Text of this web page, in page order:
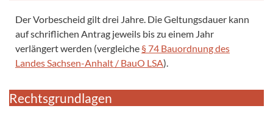
Der Vorbescheid gilt drei Jahre. Die Geltungsdauer kann
auf schriflichen Antrag jeweils bis zu einem Jahr
verlängert werden (vergleiche § 74 Bauordnung des
Landes Sachsen-Anhalt / BauO LSA).
Rechtsgrundlagen